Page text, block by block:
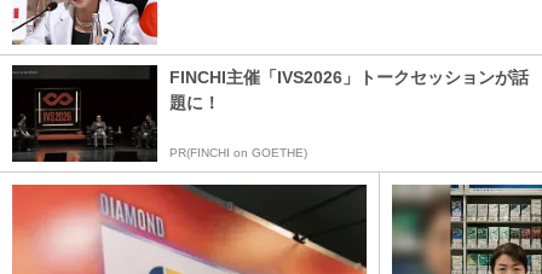
FINCHI主催「IVS2026」トークセッションが話
題に！
PR(FINCHI on GOETHE)